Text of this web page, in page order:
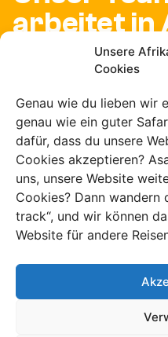
Unsere
Cookies
Genau wie du lieben wir
genau wie ein guter
dafür, dass du unsere
Cookies akzeptieren?
uns, unsere Website
Cookies? Dann wandern
track“, und wir können
Website für andere
arbeitet in
Wir
unsere
Routen
Deine
uns